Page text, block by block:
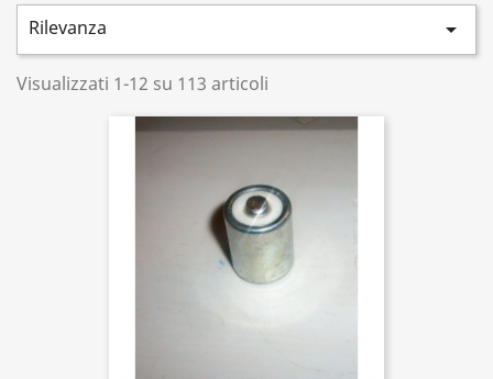
Rilevanza 
Visualizzati 1-12 su 113 articoli